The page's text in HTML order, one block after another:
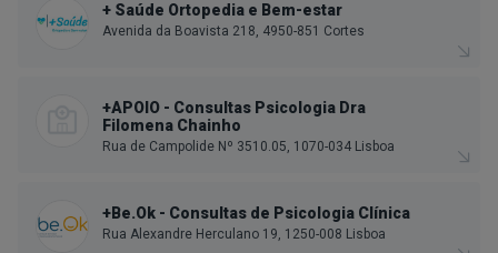
+ Saúde Ortopedia e Bem-estar
Avenida da Boavista 218, 4950-851 Cortes
+APOIO - Consultas Psicologia Dra
Filomena Chainho
Rua de Campolide Nº 3510.05, 1070-034 Lisboa
+Be.Ok - Consultas de Psicologia Clínica
Rua Alexandre Herculano 19, 1250-008 Lisboa